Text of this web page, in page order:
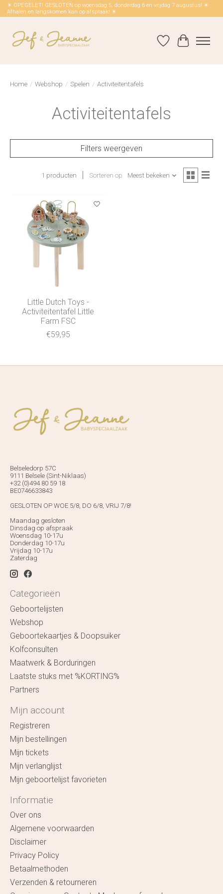
☀ OPEGELET! GESLOTEN op woensdag 5, donderdag 6 en vrijdag 7 augustus! ☀
Afhalen en langskomen kan op afspraak! ☀
Verlanglijst
Home / Webshop / Spelen / Activiteitentafels
Activiteitentafels
Filters weergeven
1 producten Sorteren op Meest bekeken
Little Dutch Toys -
Activiteitentafel Little
Farm FSC
€59,95
Belseledorp 57C
9111 Belsele (Sint-Niklaas)
+32 (0)494 80 59 18
BE0746633843
GESLOTEN OP WOE 5/8, DO 6/8, VRIJ 7/8!
Maandag gesloten
Dinsdag op afspraak
Woensdag 10-17u
Donderdag 10-17u
Vrijdag 10-17u
Zaterdag
Categorieën
Geboortelijsten
Webshop
Geboortekaartjes & Doopsuiker
Kolfconsulten
Maatwerk & Borduringen
Laatste stuks met %KORTING%
Partners
Mijn account
Registreren
Mijn bestellingen
Mijn tickets
Mijn verlanglijst
Mijn geboortelijst favorieten
Informatie
Over ons
Algemene voorwaarden
Disclaimer
Privacy Policy
Betaalmethoden
Verzenden & retourneren